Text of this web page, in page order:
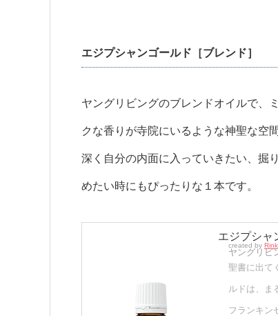
エジプシャンゴールド［ブレンド］
ヤングリビングのブレンドオイルで、
クな香りが寺院にいるような神聖な空
深く自分の内面に入っていきたい、掘
めたい時にもぴったりな１本です。
エジプシャ
created by
ヤングリビ
聖書に出て
ルドは、ま
フランキン